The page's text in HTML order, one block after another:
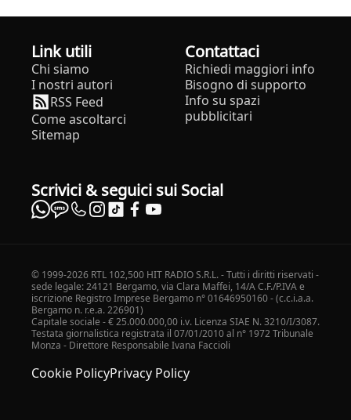
Link utili
Chi siamo
I nostri autori
RSS Feed
Come ascoltarci
Sitemap
Contattaci
Richiedi maggiori info
Bisogno di supporto
Info su spazi
pubblicitari
Scrivici & seguici sui Social
© 1999-2026 RTL 102,500 HIT RADIO S.R.L. - Tutti i diritti riservati -
sede legale: 24121 Bergamo, via Clara Maffei, 14/A C.F./P.IVA e
iscrizione Registro Imprese Bergamo n° 01646950160 - (c.c.i.a.a.
Bergamo n. r.e.a. 226901)
Capitale sociale - € 25.000.000,00 i.v. Licenza SIAE N. 3210/I/3087.
Testata giornalistica registrata il 07/01/2010 al n° 1972 Tribunale
Monza - Direttore Responsabile Ivana Faccioli
Cookie PolicyPrivacy Policy